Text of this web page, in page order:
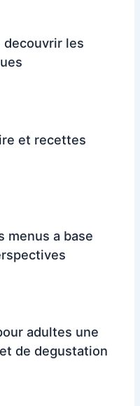
decouvrir les
et recettes
menus a base
adultes une
de degustation